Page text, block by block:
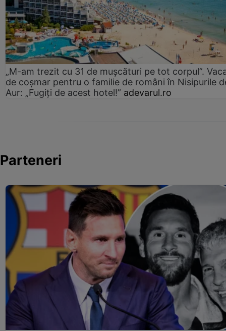
„M-am trezit cu 31 de mușcături pe tot corpul”.
de coșmar pentru o familie de români în Nisipurile
Aur: „Fugiți de acest hotel!” adevarul.ro
Parteneri